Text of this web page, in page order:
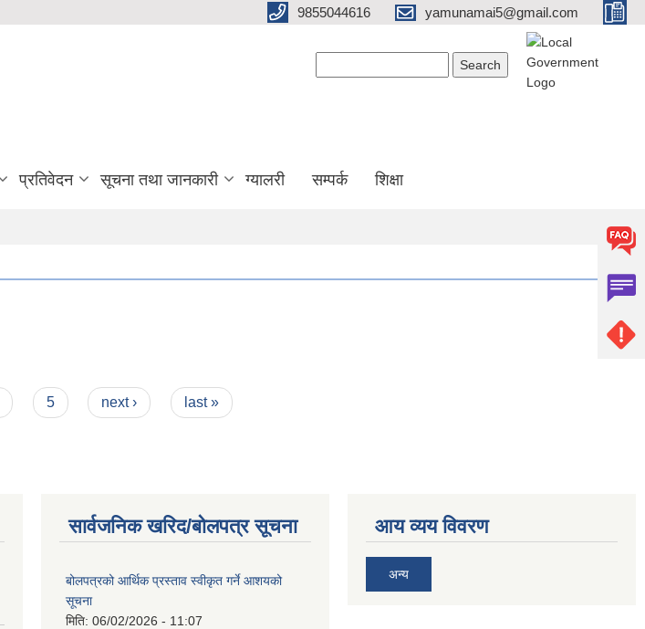
9855044616 yamunamai5@gmail.com
प्रतिवेदन सूचना तथा जानकारी ग्यालरी सम्पर्क शिक्षा
5 next › last »
सार्वजनिक खरिद/बोलपत्र सूचना
बोलपत्रको आर्थिक प्रस्ताव स्वीकृत गर्ने आशयको
सूचना
मिति: 06/02/2026 - 11:07
आय व्यय विवरण
अन्य